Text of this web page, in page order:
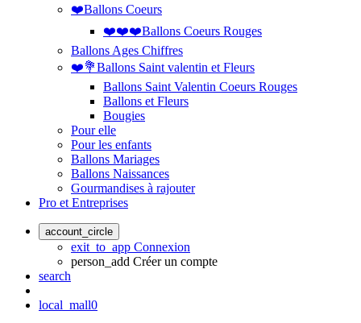
❤️Ballons Coeurs
❤️❤️❤️Ballons Coeurs Rouges
Ballons Ages Chiffres
❤️💐Ballons Saint valentin et Fleurs
Ballons Saint Valentin Coeurs Rouges
Ballons et Fleurs
Bougies
Pour elle
Pour les enfants
Ballons Mariages
Ballons Naissances
Gourmandises à rajouter
Pro et Entreprises
account_circle
exit_to_app Connexion
person_add Créer un compte
search
local_mall0